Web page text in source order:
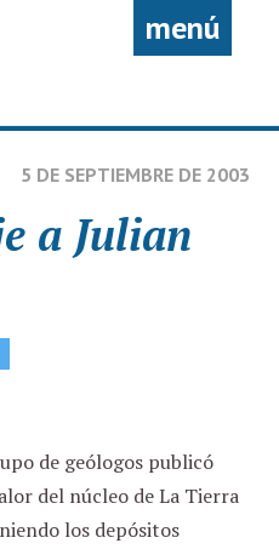
menú
5 DE SEPTIEMBRE DE 2003
a Julian
de geólogos publicó
del núcleo de La Tierra
los depósitos